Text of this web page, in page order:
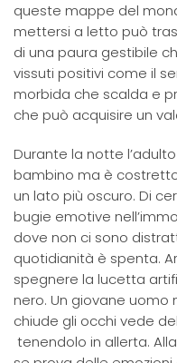
queste mappe del
mettersi a letto può
di una paura gestibile
vissuti positivi come il
morbida che scalda e
che può acquisire un
Durante la notte
bambino ma è
un lato più oscuro. Di
bugie emotive
dove non ci sono
quotidianità è spenta.
spegnere la lucetta
nero. Un giovane
chiude gli occhi vede
tenendolo in allerta.